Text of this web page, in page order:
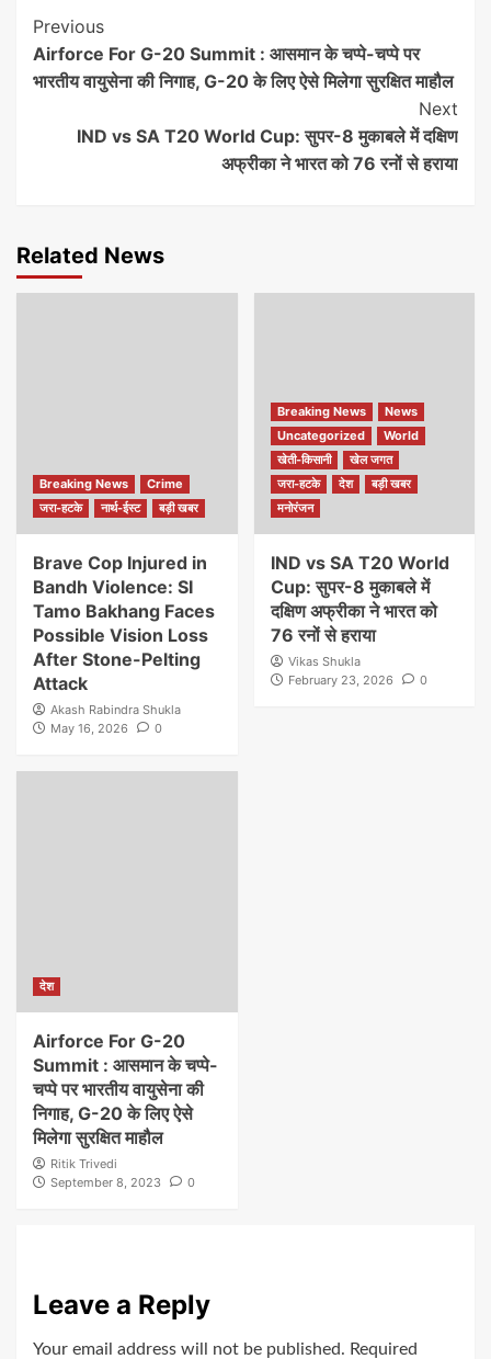
Continue
Reading
Previous
Airforce For G-20 Summit : आसमान के चप्पे-चप्पे पर
भारतीय वायुसेना की निगाह, G-20 के लिए ऐसे मिलेगा सुरक्षित माहौल
Next
IND vs SA T20 World Cup: सुपर-8 मुकाबले में दक्षिण
अफ्रीका ने भारत को 76 रनों से हराया
Related News
Breaking News
Crime
जरा-हटके
नार्थ-ईस्ट बड़ी खबर
Brave Cop Injured in
Bandh Violence: SI
Tamo Bakhang Faces
Possible Vision Loss
After Stone-Pelting
Attack
Akash Rabindra Shukla
May 16, 2026
0
Breaking News
News
Uncategorized
World
खेती-किसानी
खेल जगत
जरा-हटके
देश
बड़ी खबर
मनोरंजन
IND vs SA T20 World
Cup: सुपर-8 मुकाबले में
दक्षिण अफ्रीका ने भारत को
76 रनों से हराया
Vikas Shukla
February 23, 2026
0
देश
Airforce For G-20
Summit : आसमान के चप्पे-
चप्पे पर भारतीय वायुसेना की
निगाह, G-20 के लिए ऐसे
मिलेगा सुरक्षित माहौल
Ritik Trivedi
September 8, 2023
0
Leave a Reply
Your email address will not be published. Required